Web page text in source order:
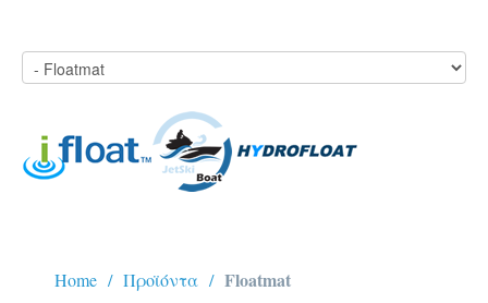
Home Προϊόντα Floatmat